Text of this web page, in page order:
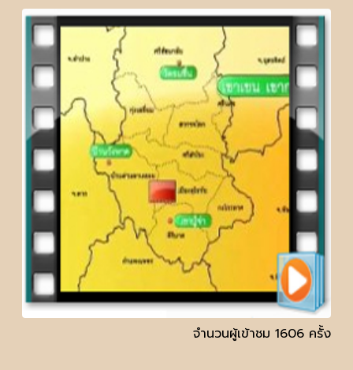
จำนวนผู้เข้าชม 1606 ครั้ง